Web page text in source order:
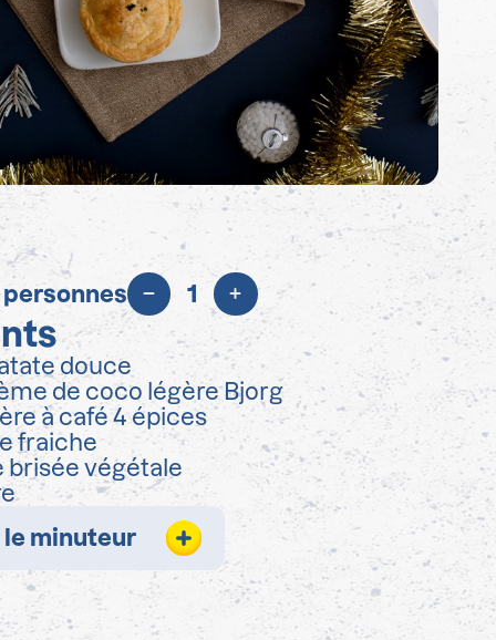
1
douce
de coco légère Bjorg
à café 4 épices
fraiche
brisée végétale
minuteur